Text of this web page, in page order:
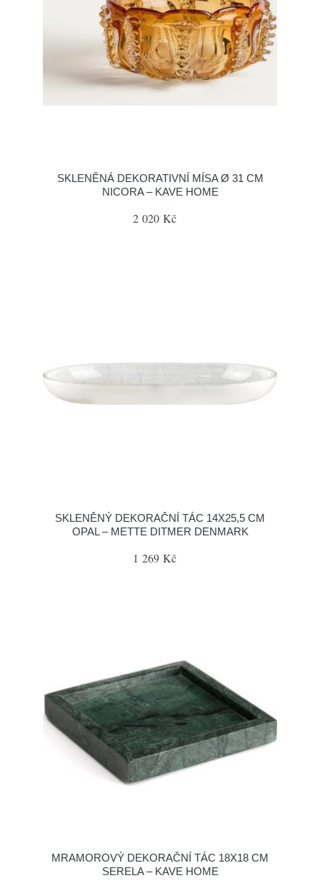
SKLENĚNÁ DEKORATIVNÍ MÍSA Ø 31 CM
NICORA – KAVE HOME
2 020 Kč
SKLENĚNÝ DEKORAČNÍ TÁC 14X25,5 CM
OPAL – METTE DITMER DENMARK
1 269 Kč
MRAMOROVÝ DEKORAČNÍ TÁC 18X18 CM
SERELA – KAVE HOME